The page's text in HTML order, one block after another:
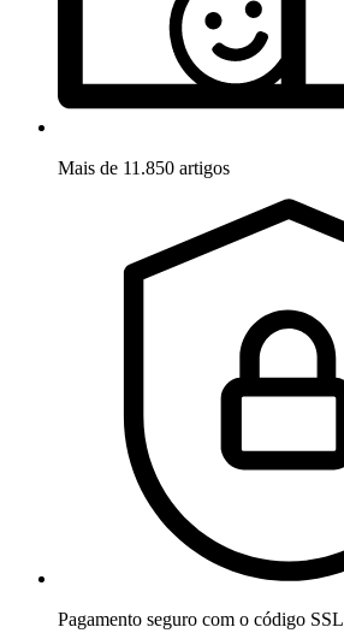
Mais de 11.850 artigos
Pagamento seguro com o código SSL